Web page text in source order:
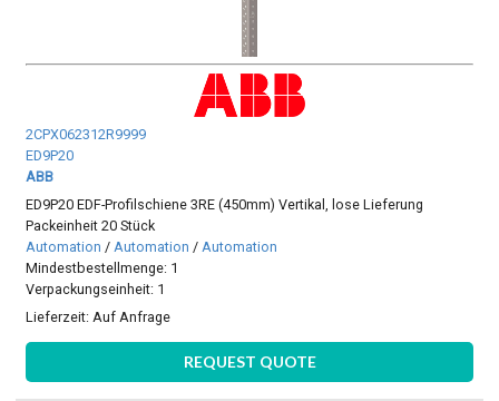
2CPX062312R9999
ED9P20
ABB
ED9P20 EDF-Profilschiene 3RE (450mm) Vertikal, lose Lieferung
Packeinheit 20 Stück
Automation /Automation /Automation
Mindestbestellmenge: 1
Verpackungseinheit: 1
Lieferzeit:Auf Anfrage
REQUEST QUOTE